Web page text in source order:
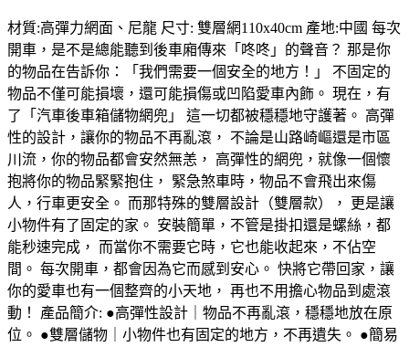
材質:高彈力網面、尼龍 尺寸: 雙層網110x40cm 產地:中國 每次
開車，是不是總能聽到後車廂傳來「咚咚」的聲音？ 那是你
的物品在告訴你：「我們需要一個安全的地方！」 不固定的
物品不僅可能損壞，還可能損傷或凹陷愛車內飾。 現在，有
了「汽車後車箱儲物網兜」 這一切都被穩穩地守護著。 高彈
性的設計，讓你的物品不再亂滾， 不論是山路崎嶇還是市區
川流，你的物品都會安然無恙， 高彈性的網兜，就像一個懷
抱將你的物品緊緊抱住， 緊急煞車時，物品不會飛出來傷
人，行車更安全。 而那特殊的雙層設計（雙層款）， 更是讓
小物件有了固定的家。 安裝簡單，不管是掛扣還是螺絲，都
能秒速完成， 而當你不需要它時，它也能收起來，不佔空
間。 每次開車，都會因為它而感到安心。 快將它帶回家，讓
你的愛車也有一個整齊的小天地， 再也不用擔心物品到處滾
動！ 產品簡介: ●高彈性設計｜物品不再亂滾，穩穩地放在原
位。 ●雙層儲物｜小物件也有固定的地方，不再遺失。 ●簡易